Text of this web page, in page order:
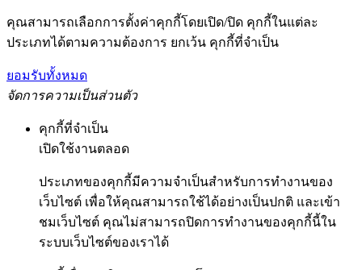
คุณสามารถเลือกการตั้งค่าคุกกี้โดยเปิด/ปิด คุกกี้ในแต่ละ
ประเภทได้ตามความต้องการ ยกเว้น คุกกี้ที่จำเป็น
ยอมรับทั้งหมด
จัดการความเป็นส่วนตัว
คุกกี้ที่จำเป็น
เปิดใช้งานตลอด
ประเภทของคุกกี้มีความจำเป็นสำหรับการทำงานของ
เว็บไซต์ เพื่อให้คุณสามารถใช้ได้อย่างเป็นปกติ และเข้า
ชมเว็บไซต์ คุณไม่สามารถปิดการทำงานของคุกกี้นี้ใน
ระบบเว็บไซต์ของเราได้